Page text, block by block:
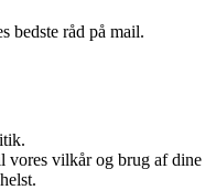
bedste råd på mail.
vores vilkår og brug af dine